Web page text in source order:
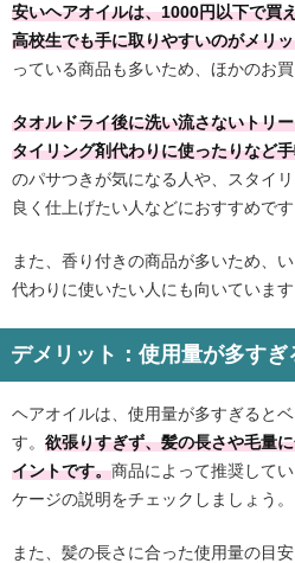
安いヘアオイルは、1000円以下で買
高校生でも手に取りやすいのがメリ
っている商品も多いため、ほかのお
タオルドライ後に洗い流さないトリ
タイリング剤代わりに使ったりなど
のパサつきが気になる人や、スタイ
良く仕上げたい人などにおすすめです
また、香り付きの商品が多いため、
代わりに使いたい人にも向いています
デメリット：使用量が多す
ヘアオイルは、使用量が多すぎると
す。 欲張りすぎず、髪の長さや毛量
イントです。商品によって推奨して
ケージの説明をチェックしましょう。
また、髪の長さに合った使用量の目